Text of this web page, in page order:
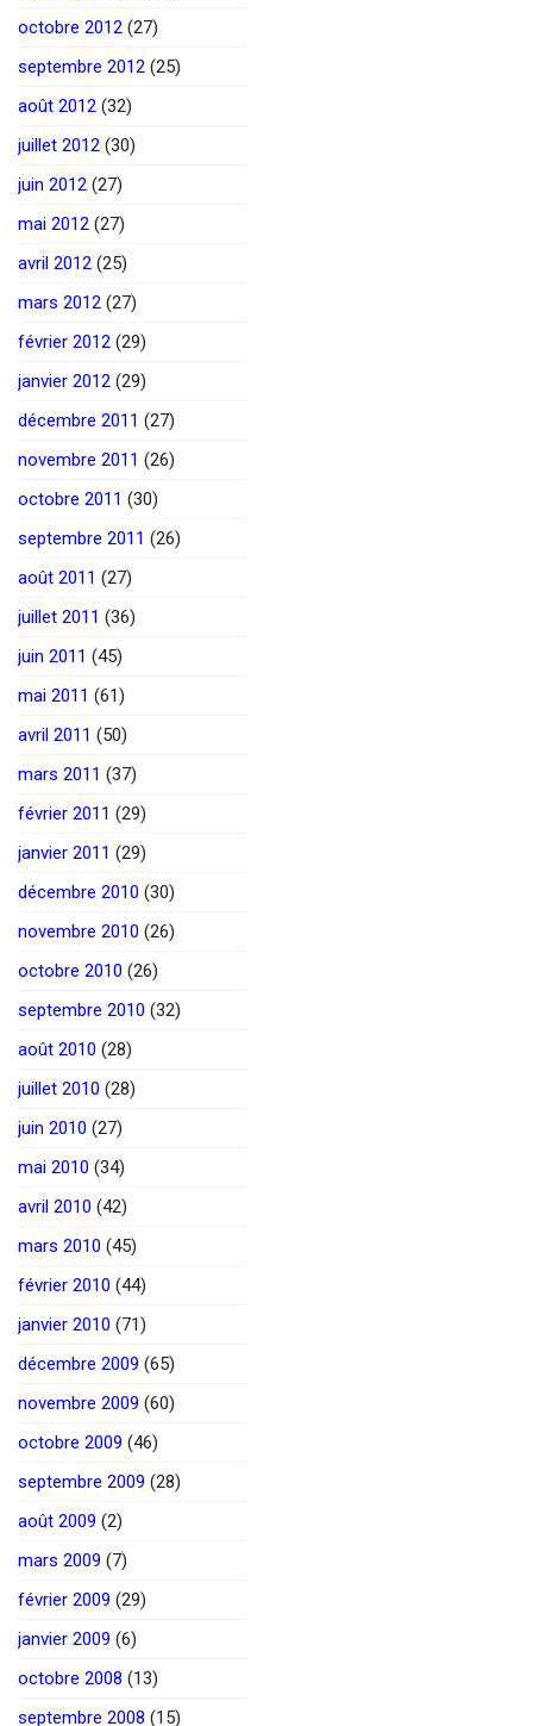
octobre 2012 (27)
septembre 2012 (25)
août 2012 (32)
juillet 2012 (30)
juin 2012 (27)
mai 2012 (27)
avril 2012 (25)
mars 2012 (27)
février 2012 (29)
janvier 2012 (29)
décembre 2011 (27)
novembre 2011 (26)
octobre 2011 (30)
septembre 2011 (26)
août 2011 (27)
juillet 2011 (36)
juin 2011 (45)
mai 2011 (61)
avril 2011 (50)
mars 2011 (37)
février 2011 (29)
janvier 2011 (29)
décembre 2010 (30)
novembre 2010 (26)
octobre 2010 (26)
septembre 2010 (32)
août 2010 (28)
juillet 2010 (28)
juin 2010 (27)
mai 2010 (34)
avril 2010 (42)
mars 2010 (45)
février 2010 (44)
janvier 2010 (71)
décembre 2009 (65)
novembre 2009 (60)
octobre 2009 (46)
septembre 2009 (28)
août 2009 (2)
mars 2009 (7)
février 2009 (29)
janvier 2009 (6)
octobre 2008 (13)
septembre 2008 (15)